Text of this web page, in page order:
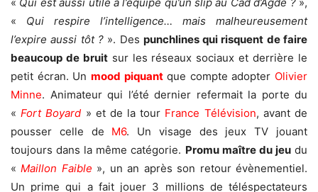
« Qui respire l’intelligence… mais malheureusement
l’expire aussi tôt ?». Des punchlinesqui risquent de faire
beaucoup de bruitsur les réseaux sociaux et derrière le
petit écran. Un mood piquantque compte adopter Olivier
Minne. Animateur qui l’été dernier refermait la porte du
«Fort Boyard » et de la tour France Télévision, avant de
pousser celle de M6. Un visage des jeux TV jouant
toujours dans la même catégorie. Promu maître du jeudu
«Maillon Faible », un an après son retour évènementiel.
Un prime qui a fait jouer 3 millions de téléspectateurs